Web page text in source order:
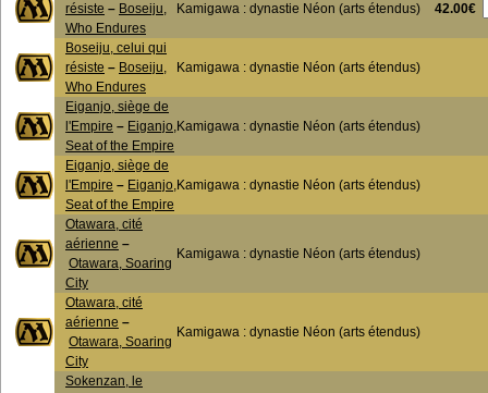
résiste – Boseiju,
Who Endures
Kamigawa : dynastie Néon (arts étendus) 42.00€
Boseiju, celui qui
résiste – Boseiju,
Who Endures
Kamigawa : dynastie Néon (arts étendus)
Eiganjo, siège de
l'Empire – Eiganjo,
Seat of the Empire
Kamigawa : dynastie Néon (arts étendus)
Eiganjo, siège de
l'Empire – Eiganjo,
Seat of the Empire
Kamigawa : dynastie Néon (arts étendus)
Otawara, cité
aérienne –
Otawara, Soaring
City
Kamigawa : dynastie Néon (arts étendus)
Otawara, cité
aérienne –
Otawara, Soaring
City
Kamigawa : dynastie Néon (arts étendus)
Sokenzan, le